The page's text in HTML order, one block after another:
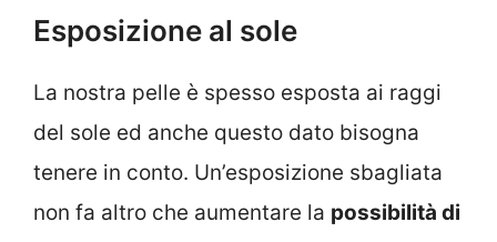
Esposizione al sole
La nostra pelle è spesso esposta ai raggi
del sole ed anche questo dato bisogna
tenere in conto. Un’esposizione sbagliata
non fa altro che aumentare la possibilità di